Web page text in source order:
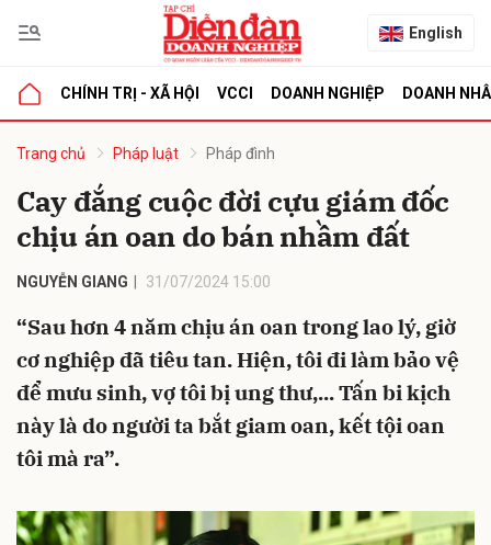
English
CHÍNH TRỊ - XÃ HỘI VCCI DOANH NGHIỆP DOANH
Trang chủ Pháp luật Pháp đình
Cay đắng cuộc đời cựu giám đốc
chịu án oan do bán nhầm đất
NGUYỄN GIANG 31/07/2024 15:00
“Sau hơn 4 năm chịu án oan trong lao lý, giờ
cơ nghiệp đã tiêu tan. Hiện, tôi đi làm bảo vệ
để mưu sinh, vợ tôi bị ung thư,... Tấn bi kịch
này là do người ta bắt giam oan, kết tội oan
tôi mà ra”.
luận
Hủy